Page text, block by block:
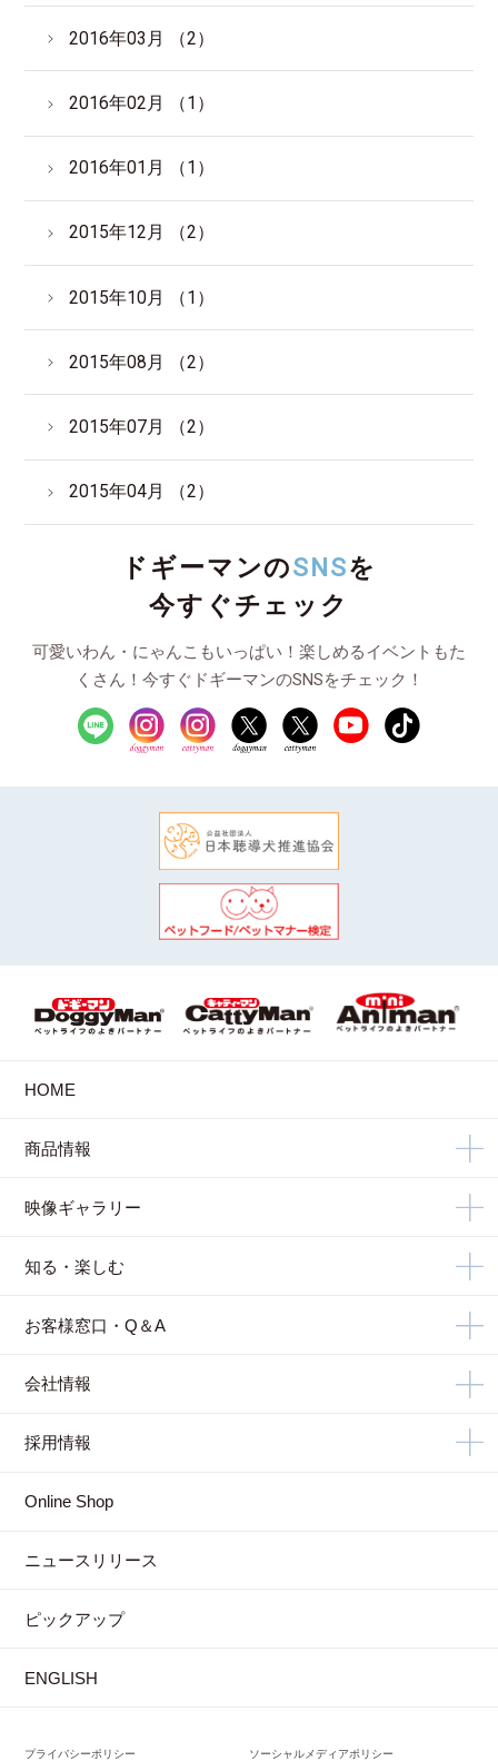
2016年03月 （2）
2016年02月 （1）
2016年01月 （1）
2015年12月 （2）
2015年10月 （1）
2015年08月 （2）
2015年07月 （2）
2015年04月 （2）
ドギーマンのSNSを
今すぐチェック
可愛いわん・にゃんこもいっぱい！楽しめるイベントもた
くさん！今すぐドギーマンのSNSをチェック！
HOME
商品情報
映像ギャラリー
知る・楽しむ
お客様窓口・Q＆A
会社情報
採用情報
Online Shop
ニュースリリース
ピックアップ
ENGLISH
プライバシーポリシー ソーシャルメディアポリシー